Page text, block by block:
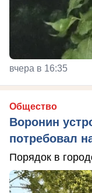
вчера в 16:35
Общество
Воронин
потребовал
Порядок в